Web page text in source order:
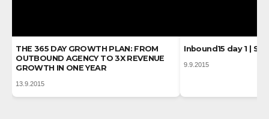
THE 365 DAY GROWTH PLAN: FROM
OUTBOUND AGENCY TO 3X REVENUE
GROWTH IN ONE YEAR
13.9.2015
Inbound15 day 1 |
9.9.2015